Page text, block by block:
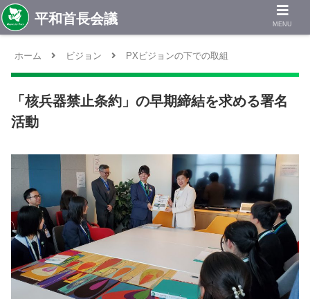
ホーム ビジョン PXビジョンの下での取組
「核兵器禁止条約」の早期締結を求める署名
活動
MENU